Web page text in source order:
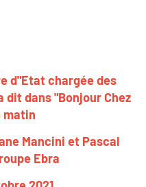
d"Etat chargée des
dit dans "Bonjour Chez
matin
Mancini et Pascal
Ebra